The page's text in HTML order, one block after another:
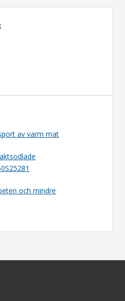
av varm mat
och mindre